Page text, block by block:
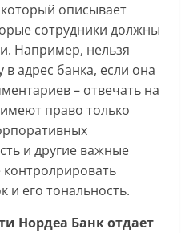
который описывает
сотрудники должны
Например, нельзя
в адрес банка, если она
– отвечать на
право только
и другие важные
его тональность.
Нордеа Банк отдает